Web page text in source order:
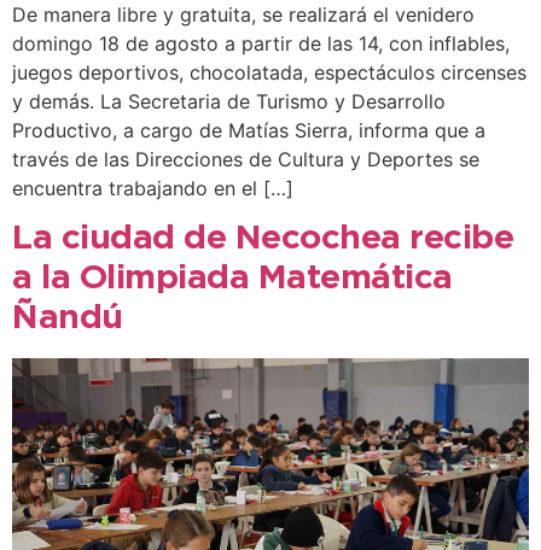
De manera libre y gratuita, se realizará el venidero
domingo 18 de agosto a partir de las 14, con inflables,
juegos deportivos, chocolatada, espectáculos circenses
y demás. La Secretaria de Turismo y Desarrollo
Productivo, a cargo de Matías Sierra, informa que a
través de las Direcciones de Cultura y Deportes se
encuentra trabajando en el […]
La ciudad de Necochea recibe
a la Olimpiada Matemática
Ñandú